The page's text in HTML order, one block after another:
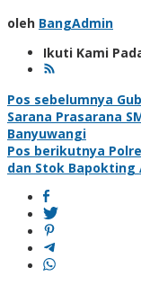
oleh BangAdmin
Ikuti Kami
Navigasi
pos
Pos sebelumnya
Sarana Prasarana
Banyuwangi
Pos berikutnya
dan Stok Bapokting